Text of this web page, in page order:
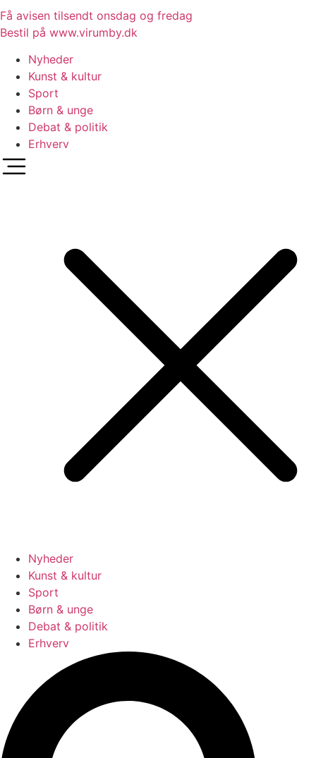
Få avisen tilsendt onsdag og fredag
Bestil på www.virumby.dk
Nyheder
Kunst & kultur
Sport
Børn & unge
Debat & politik
Erhverv
Nyheder
Kunst & kultur
Sport
Børn & unge
Debat & politik
Erhverv